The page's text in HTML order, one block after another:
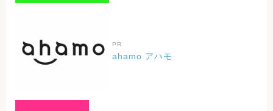
PR
ahamo アハモ